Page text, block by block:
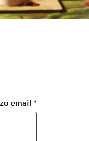
email *